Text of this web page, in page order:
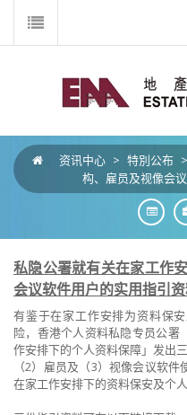
资讯中心 > 特別公布 >
构、雇员及视像会
私隐公署就有关在家工作
会议软件用户的实用指引
有鉴于在家工作安排为资料保
险，香港个人资料私隐专员公署
作安排下的个人资料保障」发出
（2）雇员及（3）视像会议软
在家工作安排下的资料保安及个